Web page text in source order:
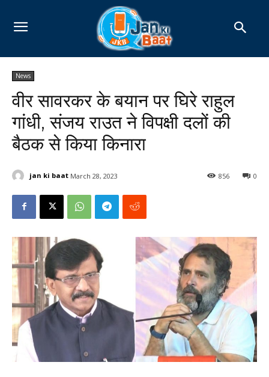
News
वीर सावरकर के बयान पर घिरे राहुल
गांधी, संजय राउत ने विपक्षी दलों की
बैठक से किया किनारा
jan ki baat March 28, 2023 0
856